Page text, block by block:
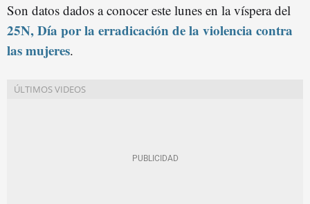
Son datos dados a conocer este lunes en la víspera del
25N, Día por la erradicación de la violencia contra
las mujeres.